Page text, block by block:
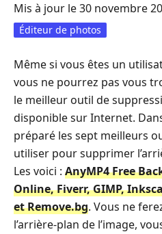
Mis à jour le 30 novembre
Éditeur de photos
Même si vous êtes un
vous ne pourrez pas vous
le meilleur outil de
disponible sur Internet.
préparé les sept meilleurs
utiliser pour supprimer
Les voici : AnyMP4 Free
Online, Fiverr, GIMP,
et Remove.bg. Vous ne
l’arrière-plan de l’image,